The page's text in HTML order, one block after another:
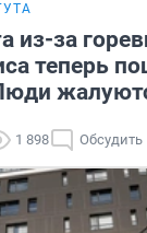
из-за
теперь
1 898 Обсудить